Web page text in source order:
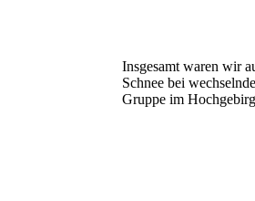
Insgesamt waren wir
Schnee bei
Gruppe im